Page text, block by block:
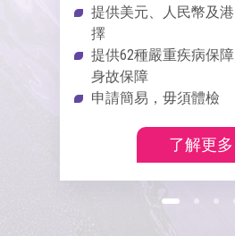
提供美元、人民幣及
擇
提供62種嚴重疾病保
身故保障
申請簡易，毋須體檢
了解更多